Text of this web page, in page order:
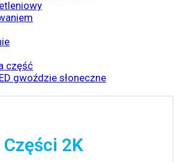
część
gwoździe słoneczne
Części 2K